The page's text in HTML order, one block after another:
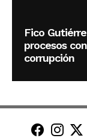
Fico
procesos
corrupción